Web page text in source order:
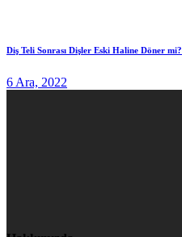
Diş Teli Sonrası Dişler Eski Haline Döner mi?
6 Ara, 2022